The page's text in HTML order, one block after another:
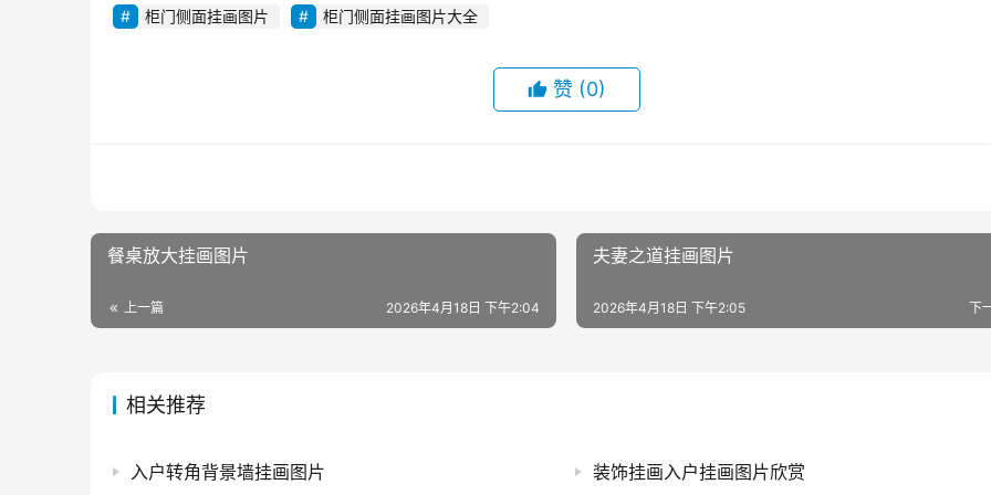
柜门侧面挂画图片 柜门侧面挂画图片大全
赞 (0)
餐桌放大挂画图片
上一篇 2026年4月18日 下午2:04
夫妻之道挂画图片
下
2026年4月18日 下午2:05
相关推荐
入户转角背景墙挂画图片 装饰挂画入户挂画图片欣赏